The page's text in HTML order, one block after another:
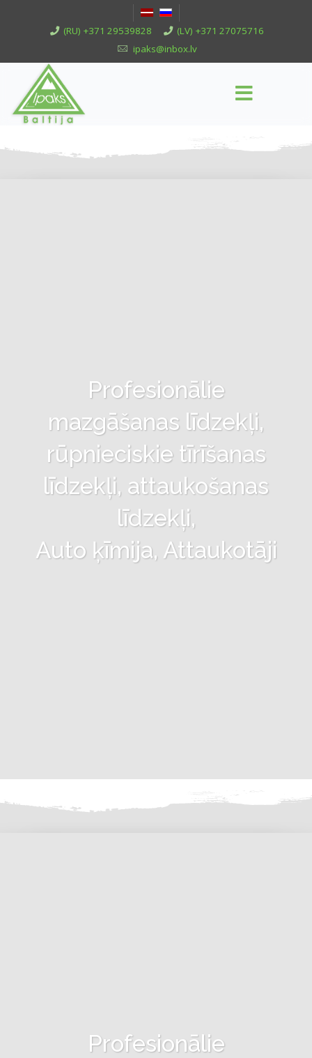
(RU) +371 29539828
(LV) +371 27075716
ipaks@inbox.lv
Profesionālie
mazgāšanas līdzekļi,
rūpnieciskie tīrīšanas
līdzekļi, attaukošanas
līdzekļi,
Auto ķīmija, Attaukotāji
Profesionālie